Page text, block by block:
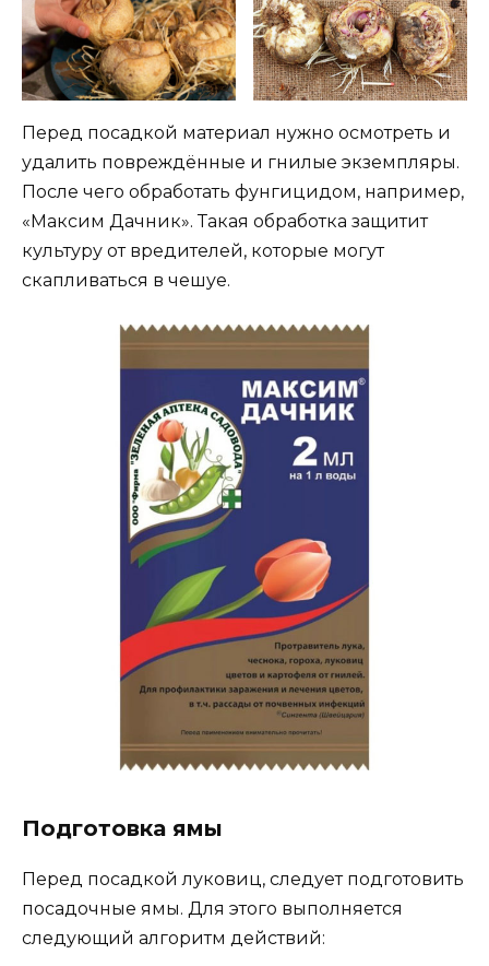
Перед посадкой материал нужно осмотреть и
удалить повреждённые и гнилые экземпляры.
После чего обработать фунгицидом, например,
«Максим Дачник». Такая обработка защитит
культуру от вредителей, которые могут
скапливаться в чешуе.
Подготовка ямы
Перед посадкой луковиц, следует подготовить
посадочные ямы. Для этого выполняется
следующий алгоритм действий: